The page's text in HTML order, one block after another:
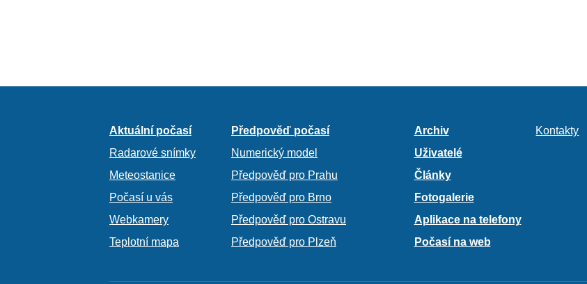
Aktuální počasí
Radarové snímky
Meteostanice
Počasí u vás
Webkamery
Teplotní mapa
Předpověď počasí
Numerický model
Předpověď pro Prahu
Předpověď pro Brno
Předpověď pro Ostravu
Předpověď pro Plzeň
Archiv
Uživatelé
Články
Fotogalerie
Aplikace na telefony
Počasí na web
Kontakty